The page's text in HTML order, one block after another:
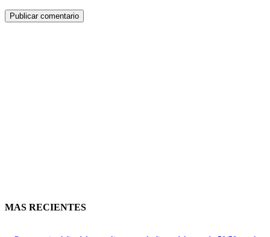
MAS RECIENTES